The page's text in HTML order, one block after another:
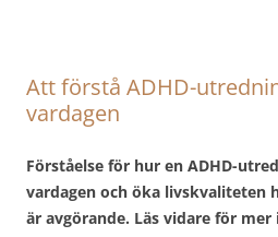
Att förstå ADHD-
vardagen
Förståelse för hur en ADHD-
vardagen och öka livskvaliteten
är avgörande. Läs vidare för